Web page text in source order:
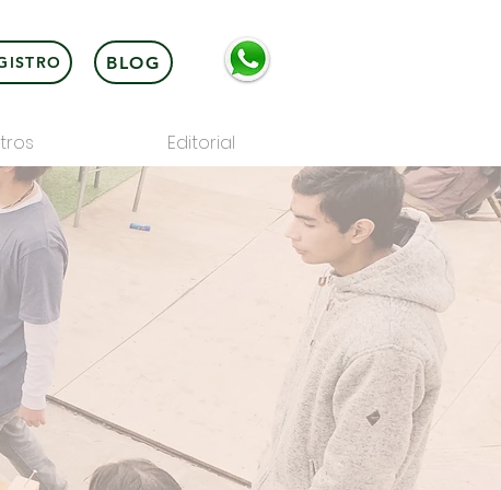
Editorial
BLOG